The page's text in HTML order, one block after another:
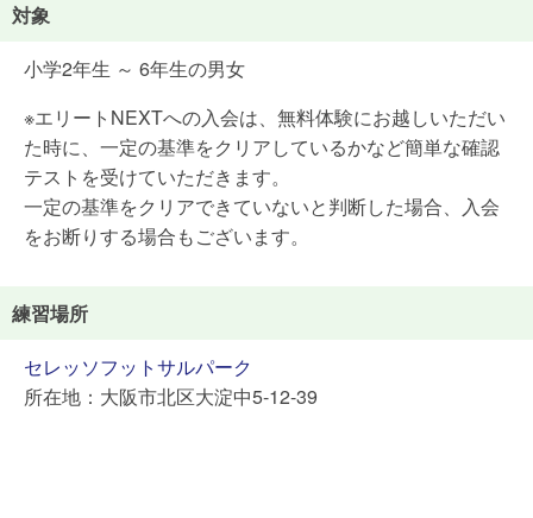
対象
小学2年生 ～ 6年生の男女
※エリートNEXTへの入会は、無料体験にお越しいただい
た時に、一定の基準をクリアしているかなど簡単な確認
テストを受けていただきます。
一定の基準をクリアできていないと判断した場合、入会
をお断りする場合もございます。
練習場所
セレッソフットサルパーク
所在地：大阪市北区大淀中5-12-39